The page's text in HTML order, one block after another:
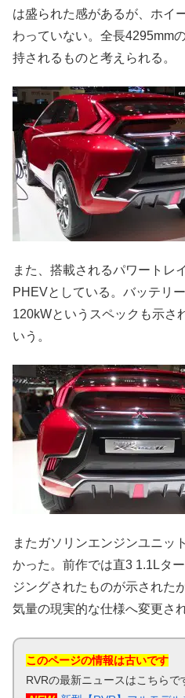
は盛られた感があるが、ホイ
わっていない。全長4295mm
持されるものと考えられる。
また、搭載されるパワートレ
PHEVとしている。バッテリ
120kWというスペックも示さ
いう。
またガソリンエンジンユニッ
かった。前作では直3 1.1Lタ
ジングされたものが示された
気量の現実的な仕様へ変更さ
このページの情報は古いです
RVRの最新ニュースはこちらで